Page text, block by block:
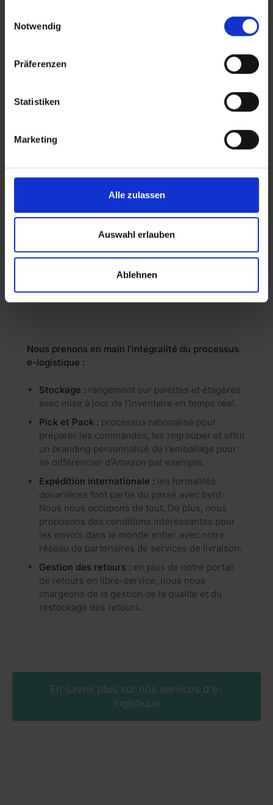
Notwendig
Präferenzen
Statistiken
Marketing
Alle zulassen
Auswahl erlauben
Ablehnen
Grâce à l'intégration à votre boutique en ligne en
quelques minutes via les API de Shopify,
nombreux entrepôts en
Allemagneet
et au-delà n'a jamais été aussi facile. Cela vous
Nous prenons en main l’intégralité du processus
e-logistique :
Stockage : rangement sur palettes et étagères
avec mise à jour de l’inventaire en temps réel.
Pick et Pack : processus rationalisé pour
préparer les commandes, les regrouper et offrir
un branding personnalisé de l'emballage pour
se différencier d'Amazon par exemple.
Expédition internationale : les formalités
douanières font partie du passé avec byrd.
Nous nous occupons de tout. De plus, nous
proposons des conditions intéressantes pour
les envois dans le monde entier avec notre
réseau de partenaires de services de livraison.
Gestion des retours : en plus de notre portail
de retours en libre-service, nous nous
chargeons de la gestion de la qualité et du
restockage des retours.
En savoir plus sur nos services d'e-
logistique